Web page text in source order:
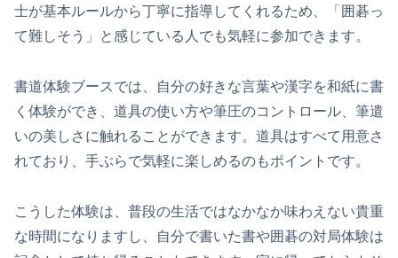
士が基本ルールから丁寧に指導してくれるため、「囲碁っ
て難しそう」と感じている人でも気軽に参加できます。
書道体験ブースでは、自分の好きな言葉や漢字を和紙に書
く体験ができ、道具の使い方や筆圧のコントロール、筆遣
いの美しさに触れることができます。道具はすべて用意さ
れており、手ぶらで気軽に楽しめるのもポイントです。
こうした体験は、普段の生活ではなかなか味わえない貴重
な時間になりますし、自分で書いた書や囲碁の対局体験は